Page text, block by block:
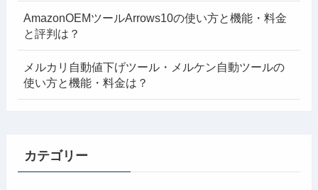
AmazonOEMツールArrows10の使い方と機能・料金
と評判は？
メルカリ自動値下げツール・メルケン自動ツールの
使い方と機能・料金は？
カテゴリー